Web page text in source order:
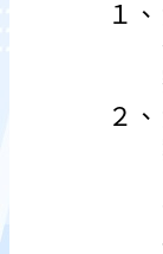
１、
２、